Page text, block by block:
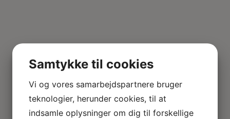
Pakkeshop
Dukkehusbutik
Miniature nyheder & kurser
Samtykke til cookies
Vi og vores samarbejdspartnere bruger
teknologier, herunder cookies, til at
indsamle oplysninger om dig til forskellige